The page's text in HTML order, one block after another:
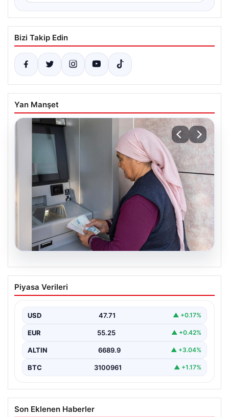
Bizi Takip Edin
Yan Manşet
Emekli maaşı ödemeleri ne zaman
yatacak? SGK, Bağ-Kur, Emekli Sandığı
Piyasa Verileri
USD 47.71 ▲ +0.17%
EUR 55.25 ▲ +0.42%
ALTIN 6689.9 ▲ +3.04%
BTC 3100961 ▲ +1.17%
Son Eklenen Haberler